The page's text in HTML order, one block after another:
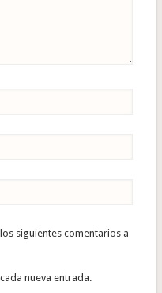
siguientes comentarios a
nueva entrada.